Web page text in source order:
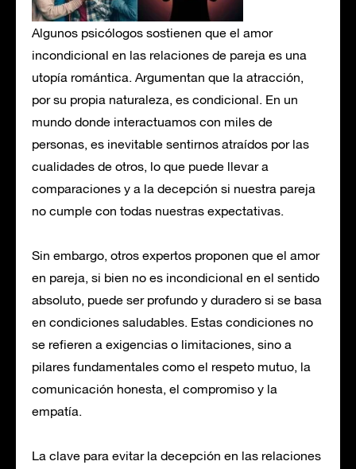
Algunos psicólogos sostienen que el amor
incondicional en las relaciones de pareja es una
utopía romántica. Argumentan que la atracción,
por su propia naturaleza, es condicional. En un
mundo donde interactuamos con miles de
personas, es inevitable sentirnos atraídos por las
cualidades de otros, lo que puede llevar a
comparaciones y a la decepción si nuestra pareja
no cumple con todas nuestras expectativas.
Sin embargo, otros expertos proponen que el amor
en pareja, si bien no es incondicional en el sentido
absoluto, puede ser profundo y duradero si se basa
en condiciones saludables. Estas condiciones no
se refieren a exigencias o limitaciones, sino a
pilares fundamentales como el respeto mutuo, la
comunicación honesta, el compromiso y la
empatía.
La clave para evitar la decepción en las relaciones